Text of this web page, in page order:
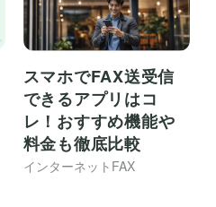
スマホでFAX送受信
できるアプリはコ
レ！おすすめ機能や
料金も徹底比較
インターネットFAX